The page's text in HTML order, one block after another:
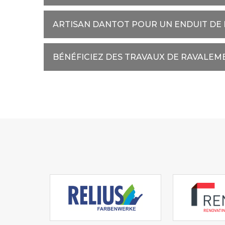
ARTISAN DANTOT POUR UN ENDUIT DE
BÉNÉFICIEZ DES TRAVAUX DE